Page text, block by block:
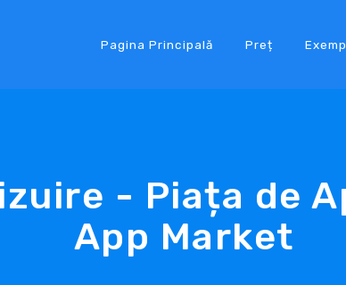
Pagina Principală Preț
- Piața de
App Market